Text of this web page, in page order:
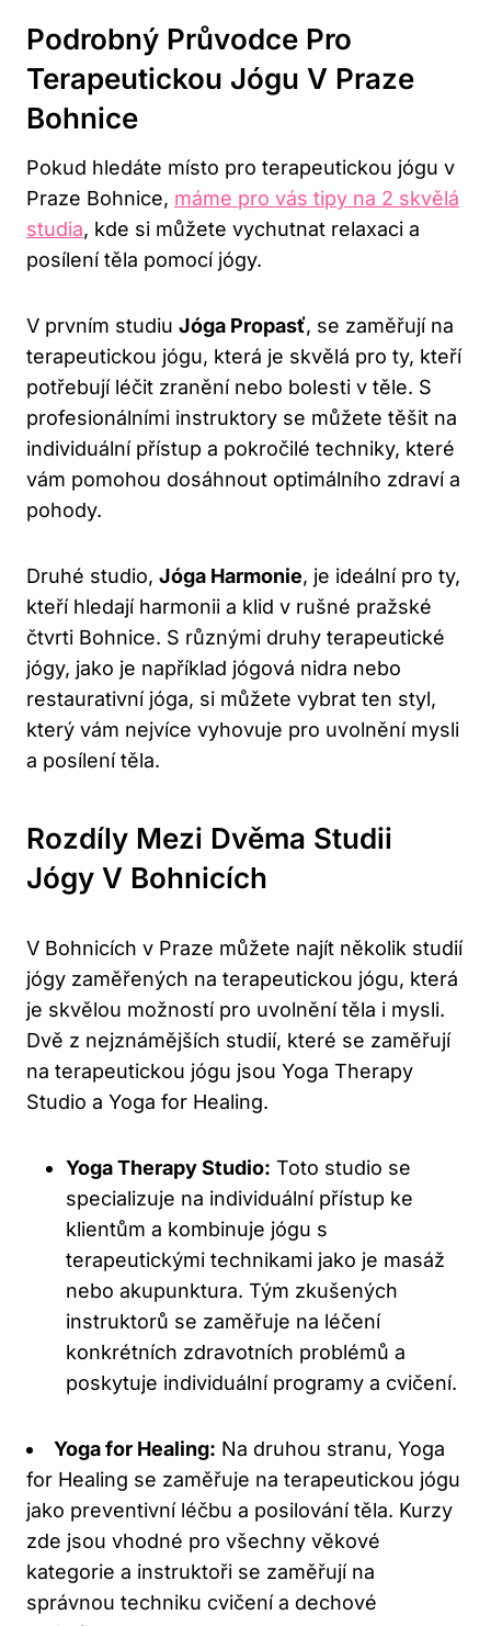
Podrobný Průvodce Pro
Terapeutickou Jógu V Praze
Bohnice
Pokud hledáte místo pro terapeutickou jógu v
Praze Bohnice, máme pro vás tipy na 2 skvělá
studia, kde si můžete vychutnat relaxaci a
posílení těla pomocí jógy.
V prvním studiu Jóga Propasť, se zaměřují na
terapeutickou jógu, která je skvělá pro ty, kteří
potřebují léčit zranění nebo bolesti v těle. S
profesionálními instruktory se můžete těšit na
individuální přístup a pokročilé techniky, které
vám pomohou dosáhnout optimálního zdraví a
pohody.
Druhé studio, Jóga Harmonie, je ideální pro ty,
kteří hledají harmonii a klid v rušné pražské
čtvrti Bohnice. S různými druhy terapeutické
jógy, jako je například jógová nidra nebo
restaurativní jóga, si můžete vybrat ten styl,
který vám nejvíce vyhovuje pro uvolnění mysli
a posílení těla.
Rozdíly Mezi Dvěma Studii
Jógy V Bohnicích
V Bohnicích v Praze můžete najít několik studií
jógy zaměřených na terapeutickou jógu, která
je skvělou možností pro uvolnění těla i mysli.
Dvě z nejznámějších studií, které se zaměřují
na terapeutickou jógu jsou Yoga Therapy
Studio a Yoga for Healing.
Yoga Therapy Studio: Toto studio se
specializuje na individuální přístup ke
klientům a kombinuje jógu s
terapeutickými technikami jako je masáž
nebo akupunktura. Tým zkušených
instruktorů se zaměřuje na léčení
konkrétních zdravotních problémů a
poskytuje individuální programy a cvičení.
Yoga for Healing: Na druhou stranu, Yoga
for Healing se zaměřuje na terapeutickou jógu
jako preventivní léčbu a posilování těla. Kurzy
zde jsou vhodné pro všechny věkové
kategorie a instruktoři se zaměřují na
správnou techniku cvičení a dechové